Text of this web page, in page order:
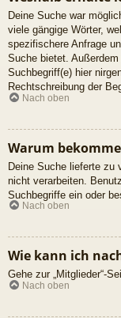
Deine Suche war
viele gängige Wörter,
spezifischere Anfrage
Suche bietet.
Suchbegriff(e) hier
Rechtschreibung der
Nach oben
Warum
Deine Suche lieferte zu
nicht verarbeiten.
Suchbegriffe ein oder
Nach oben
Wie kann ich
Gehe zur „Mitglieder“-
Nach oben